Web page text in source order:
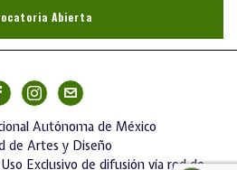
Abierta
Autónoma de México
de Artes y Diseño
Exclusivo de difusión vía red de